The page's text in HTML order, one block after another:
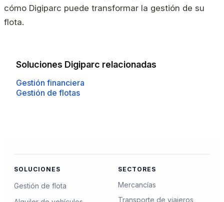
cómo Digiparc puede transformar la gestión de su
flota.
Soluciones Digiparc relacionadas
Gestión financiera
Gestión de flotas
SOLUCIONES
Gestión de flota
SECTORES
Mercancías
Transporte de viajeros